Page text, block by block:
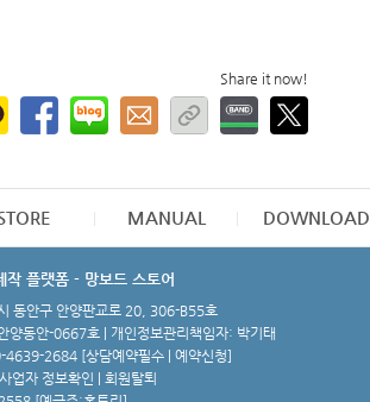
Share it now!
MANUAL DOWNLOAD
작 플랫폼 - 망보드 스토어
동안구 안양판교로 20, 306-B55호
동안-0667호 | 개인정보관리책임자: 박기태
4639-2684 [상담예약필수 | 예약신청]
사업자 정보확인
회원탈퇴